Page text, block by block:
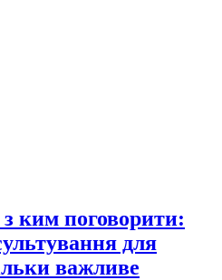
ким поговорити:
для
важливе